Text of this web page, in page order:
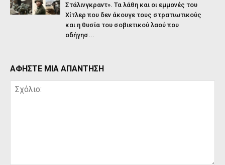
Στάλινγκραντ». Τα λάθη και οι εμμονές του
Χίτλερ που δεν άκουγε τους στρατιωτικούς
και η θυσία του σοβιετικού λαού που
οδήγησ...
ΑΦΗΣΤΕ ΜΙΑ ΑΠΑΝΤΗΣΗ